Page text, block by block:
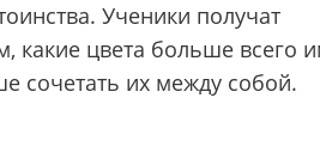
Ученики получат
какие цвета больше всего
сочетать их между собой.